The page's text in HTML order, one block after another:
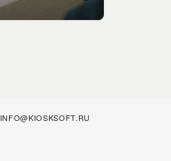
INFO@KIOSKSOFT.RU